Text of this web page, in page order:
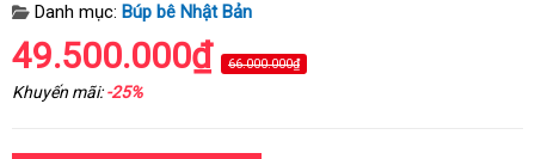
Danh mục: Búp bê Nhật Bản
49.500.000₫ 66.000.000₫
Khuyến mãi:-25%